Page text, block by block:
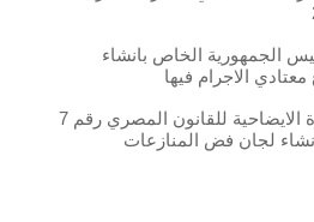
الجمهورية الخاص بانشاء
الاجرام فيها
نصوص ومواد المذكرة الايضاحية للقانون المصري رقم 7